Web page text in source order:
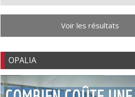
Voir les résultats
OPALIA